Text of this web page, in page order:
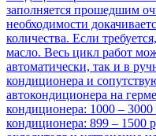
заполняется прошедшим
необходимости
количества. Если
масло. Весь цикл работ
автоматически, так и в
кондиционера и
автокондиционера на
кондиционера: 1000 –
кондиционера: 899 – 1500